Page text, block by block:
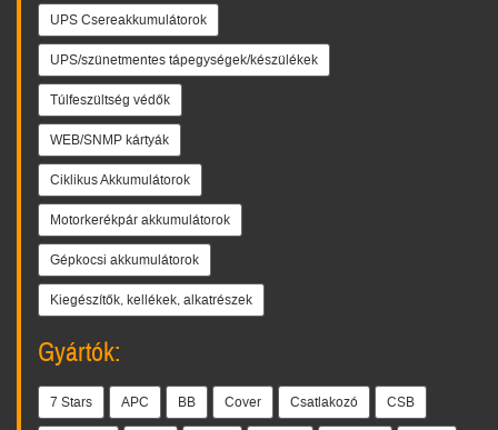
UPS Csereakkumulátorok
UPS/szünetmentes tápegységek/készülékek
Túlfeszültség védők
WEB/SNMP kártyák
Ciklikus Akkumulátorok
Motorkerékpár akkumulátorok
Gépkocsi akkumulátorok
Kiegészítők, kellékek, alkatrészek
Gyártók:
7 Stars APC BB Cover Csatlakozó CSB